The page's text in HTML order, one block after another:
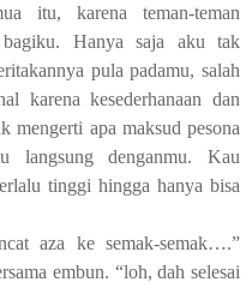
itu, karena teman-teman
bagiku. Hanya saja aku tak
pula padamu, salah
karena kesederhanaan dan
mengerti apa maksud pesona
langsung denganmu. Kau
tinggi hingga hanya bisa
aza ke semak-semak….”
embun. “loh, dah selesai